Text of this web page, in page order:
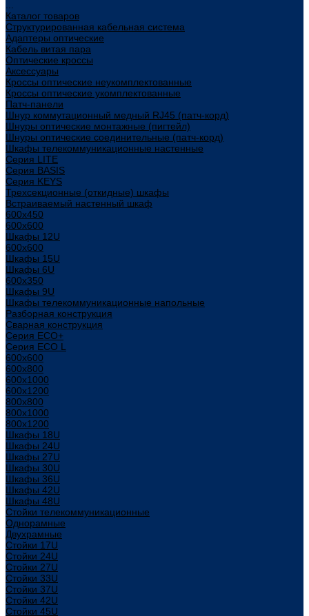
Каталог товаров
Структурированная кабельная система
Адаптеры оптические
Кабель витая пара
Оптические кроссы
Аксессуары
Кроссы оптические неукомплектованные
Кроссы оптические укомплектованные
Патч-панели
Шнур коммутационный медный RJ45 (патч-корд)
Шнуры оптические монтажные (пигтейл)
Шнуры оптические соединительные (патч-корд)
Шкафы телекоммуникационные настенные
Cерия LITE
Cерия BASIS
Cерия KEYS
Трехсекционные (откидные) шкафы
Встраиваемый настенный шкаф
600x450
600x600
Шкафы 12U
600x600
Шкафы 15U
Шкафы 6U
600x350
Шкафы 9U
Шкафы телекоммуникационные напольные
Разборная конструкция
Сварная конструкция
Серия ECO+
Серия ECO L
600x600
600x800
600х1000
600х1200
800x800
800х1000
800х1200
Шкафы 18U
Шкафы 24U
Шкафы 27U
Шкафы 30U
Шкафы 36U
Шкафы 42U
Шкафы 48U
Стойки телекоммуникационные
Однорамные
Двухрамные
Стойки 17U
Стойки 24U
Стойки 27U
Стойки 33U
Стойки 37U
Стойки 42U
Стойки 45U